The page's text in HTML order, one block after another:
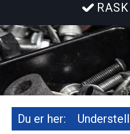
Du er her: Understell